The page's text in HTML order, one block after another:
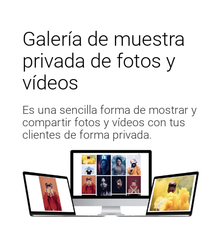
Galería de muestra
privada de fotos y
vídeos
Es una sencilla forma de mostrar y
compartir fotos y vídeos con tus
clientes de forma privada.